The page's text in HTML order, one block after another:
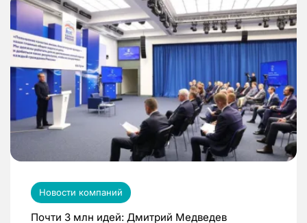
Новости компаний
Почти 3 млн идей: Дмитрий Медведев